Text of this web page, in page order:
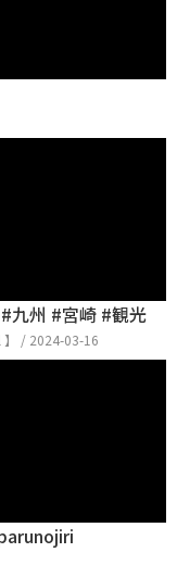
九州 #宮崎 #観光
】 / 2024-03-16